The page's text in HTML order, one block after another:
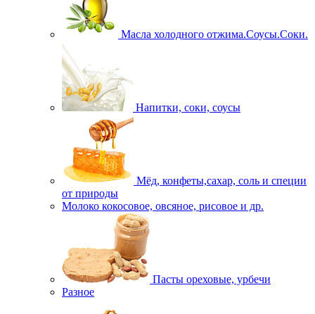
Масла холодного отжима.Соусы.Соки.
Напитки, соки, соусы
Мёд, конфеты,сахар, соль и специи
от природы
Молоко кокосовое, овсяное, рисовое и др.
Пасты ореховые, урбечи
Разное